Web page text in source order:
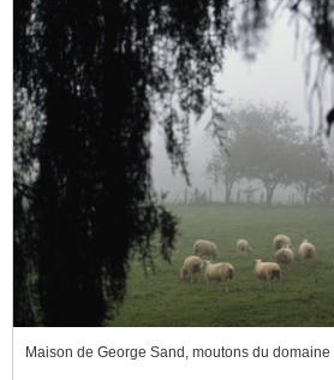
Maison de George Sand, moutons du domaine